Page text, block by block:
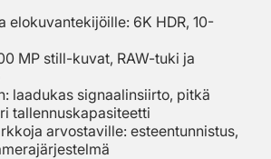
elokuvantekijöille: 6K HDR, 10-
MP still-kuvat, RAW-tuki ja
laadukas signaalinsiirto, pitkä
tallennuskapasiteetti
arvostaville: esteentunnistus,